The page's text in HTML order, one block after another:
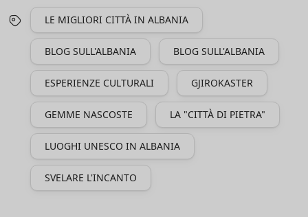
LE MIGLIORI CITTÀ IN ALBANIA
BLOG SULL'ALBANIA BLOG SULL'ALBANIA
ESPERIENZE CULTURALI GJIROKASTER
GEMME NASCOSTE LA "CITTÀ DI PIETRA"
LUOGHI UNESCO IN ALBANIA
SVELARE L'INCANTO